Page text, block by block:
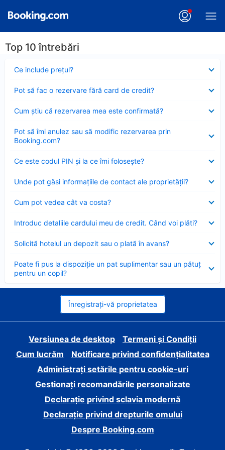
Top 10 întrebări
Ce include preţul?
închis
Pot să fac o rezervare fără card de credit?
închis
Cum ştiu că rezervarea mea este confirmată?
închis
Pot să îmi anulez sau să modific rezervarea prin
Booking.com?
închis
Ce este codul PIN şi la ce îmi foloseşte?
închis
Unde pot găsi informațiile de contact ale proprietății?
închis
Cum pot vedea cât va costa?
închis
Introduc detaliile cardului meu de credit. Când voi plăti?
închis
Solicită hotelul un depozit sau o plată în avans?
închis
Poate fi pus la dispoziție un pat suplimentar sau un pătuț
pentru un copil?
închis
Înregistrați-vă proprietatea
Versiunea de desktop
Termeni și Condiții
Cum lucrăm
Notificare privind confidențialitatea
Administrați setările pentru cookie-uri
Gestionați recomandările personalizate
Declarație privind sclavia modernă
Declarație privind drepturile omului
Despre Booking.com